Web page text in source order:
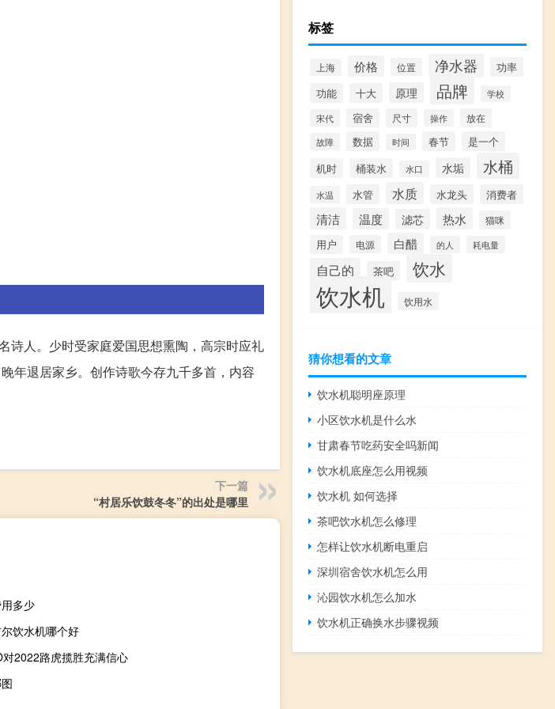
诗人。少时受家庭爱国思想熏陶，高宗时应礼
年退居家乡。创作诗歌今存九千多首，内容
下一篇
“村居乐饮鼓冬冬”的出处是哪里
多少
饮水机哪个好
2022路虎揽胜充满信心
标签
上海 价格 位置 净水器
功率
功能
十大 原理 品牌 学校
宋代 宿舍 尺寸 操作 放在
故障 数据 时间 春节
是一个
机时
桶装水 水口 水垢 水桶
水温 水管 水质 水龙头 消费者
清洁 温度 滤芯 热水
猫咪
用户
电源 白醋 的人 耗电量
自己的 茶吧 饮水
饮水机 饮用水
猜你想看的文章
饮水机聪明座原理
小区饮水机是什么水
甘肃春节吃药安全吗新闻
饮水机底座怎么用视频
饮水机 如何选择
茶吧饮水机怎么修理
怎样让饮水机断电重启
深圳宿舍饮水机怎么用
沁园饮水机怎么加水
饮水机正确换水步骤视频